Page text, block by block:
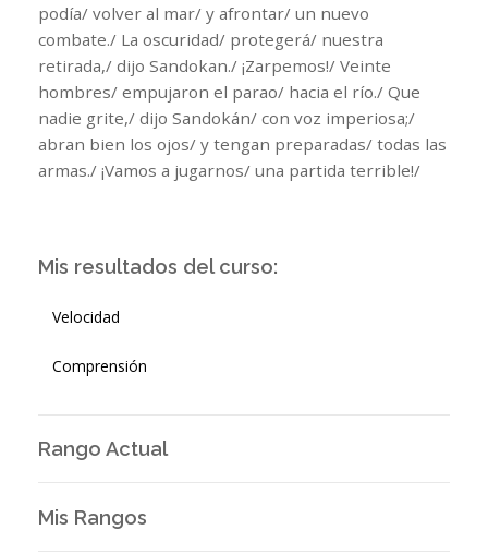
podía/ volver al mar/ y afrontar/ un nuevo
combate./ La oscuridad/ protegerá/ nuestra
retirada,/ dijo Sandokan./ ¡Zarpemos!/ Veinte
hombres/ empujaron el parao/ hacia el río./ Que
nadie grite,/ dijo Sandokán/ con voz imperiosa;/
abran bien los ojos/ y tengan preparadas/ todas las
armas./ ¡Vamos a jugarnos/ una partida terrible!/
Mis resultados del curso:
Velocidad
Comprensión
Rango Actual
Mis Rangos